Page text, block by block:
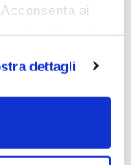
ai
dettagli